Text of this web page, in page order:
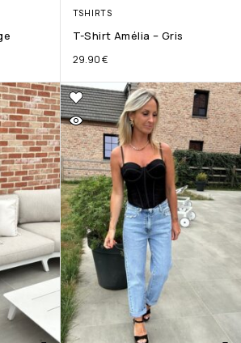
TSHIRTS
T-Shirt Amélia – Gris
29.90€